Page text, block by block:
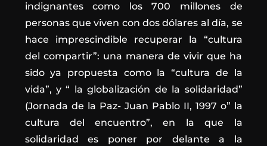
indignantes como los 700 millones de
personas que viven con dos dólares al día, se
hace imprescindible recuperar la “cultura
del compartir”: una manera de vivir que ha
sido ya propuesta como la “cultura de la
vida”, y “ la globalización de la solidaridad”
(Jornada de la Paz- Juan Pablo II, 1997 o” la
cultura del encuentro”, en la que la
solidaridad es poner por delante a la